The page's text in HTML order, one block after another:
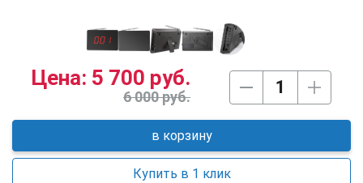
Цена:
6 000 руб.
5 700 руб.
в корзину
Купить в 1 клик